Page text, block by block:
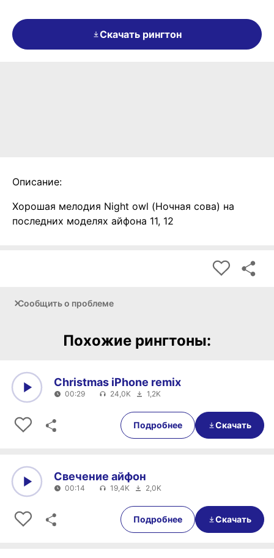
Скачать рингтон
Описание:
Хорошая мелодия Night owl (Ночная сова) на
последних моделях айфона 11, 12
Сообщить о проблеме
Похожие рингтоны:
00:29
Christmas iPhone remix
00:29 24,0K 1,2K
Подробнее Скачать
00:14
Свечение айфон
00:14 19,4K 2,0K
Подробнее Скачать